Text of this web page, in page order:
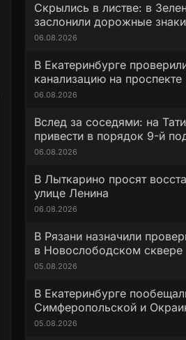
Скрылись в листве: в
заслонили дорожные знаки
06.08.2026
В Екатеринбурге
канализацию на
06.08.2026
Вслед за соседями: на
привести в порядок 9-й
06.08.2026
В Лыткарино просят
улице Ленина
06.08.2026
В Рязани назначили
в Новослободском сквере
05.08.2026
В Екатеринбурге
Симферопольской и
05.08.2026